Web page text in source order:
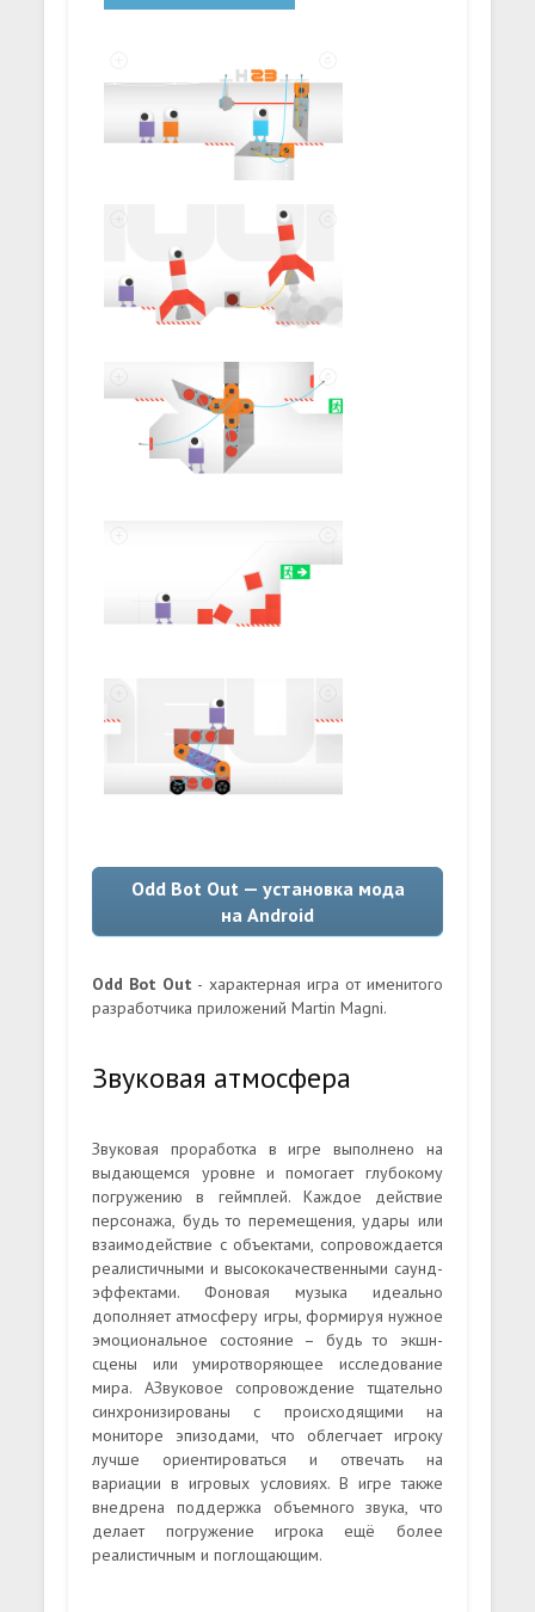
Odd Bot Out — установка мода
на Android
Odd Bot Out - характерная игра от именитого
разработчика приложений Martin Magni.
Звуковая атмосфера
Звуковая проработка в игре выполнено на
выдающемся уровне и помогает глубокому
погружению в геймплей. Каждое действие
персонажа, будь то перемещения, удары или
взаимодействие с объектами, сопровождается
реалистичными и высококачественными саунд-
эффектами. Фоновая музыка идеально
дополняет атмосферу игры, формируя нужное
эмоциональное состояние – будь то экшн-
сцены или умиротворяющее исследование
мира. АЗвуковое сопровождение тщательно
синхронизированы с происходящими на
мониторе эпизодами, что облегчает игроку
лучше ориентироваться и отвечать на
вариации в игровых условиях. В игре также
внедрена поддержка объемного звука, что
делает погружение игрока ещё более
реалистичным и поглощающим.